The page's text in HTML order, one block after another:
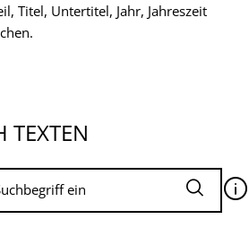
Titel, Untertitel, Jahr, Jahreszeit
TEXTEN
🛈